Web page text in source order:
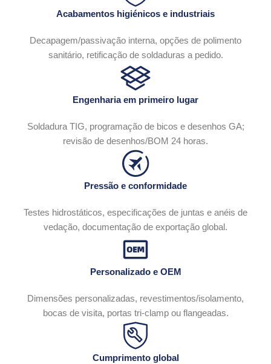
Acabamentos higiénicos e industriais
Decapagem/passivação interna, opções de polimento
sanitário, retificação de soldaduras a pedido.
Engenharia em primeiro lugar
Soldadura TIG, programação de bicos e desenhos GA;
revisão de desenhos/BOM 24 horas.
Pressão e conformidade
Testes hidrostáticos, especificações de juntas e anéis de
vedação, documentação de exportação global.
Personalizado e OEM
Dimensões personalizadas, revestimentos/isolamento,
bocas de visita, portas tri-clamp ou flangeadas.
Cumprimento global